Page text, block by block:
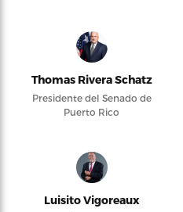
Thomas Rivera Schatz
Presidente del Senado de
Puerto Rico
Luisito Vigoreaux